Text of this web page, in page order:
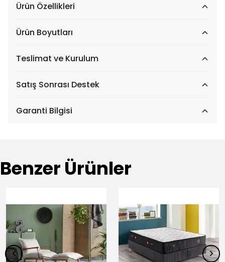
Ürün Özellikleri
Ürün Boyutları
Teslimat ve Kurulum
Satış Sonrası Destek
Garanti Bilgisi
Benzer Ürünler